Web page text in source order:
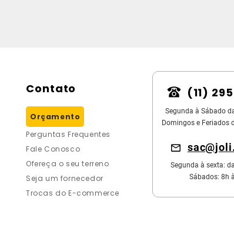
Contato
Orçamento
Perguntas Frequentes
Fale Conosco
Ofereça o seu terreno
Seja um fornecedor
Trocas do E-commerce
(11)
Segunda à Sábado
Domingos e Feriados
Segunda à sexta:
Sábados: 8h